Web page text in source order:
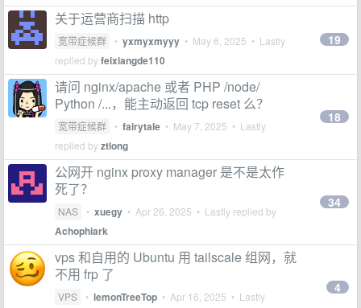
关于运营商扫描 http
宽带症候群 • yxmyxmyyy • May 6, 2025 • Lastly
replied byfeixiangde110
19
请问 nginx/apache 或者 PHP /node/
Python /...，能主动返回 tcp reset 么？
宽带症候群 • fairytale • May 7, 2025 • Lastly
replied byztlong
18
公网开 nginx proxy manager 是不是太作
死了？
NAS • xuegy • Apr 26, 2025 • Lastly replied by
Achophiark
34
vps 和自用的 Ubuntu 用 tailscale 组网，就
不用 frp 了
VPS • lemonTreeTop • Apr 16, 2025 • Lastly
4